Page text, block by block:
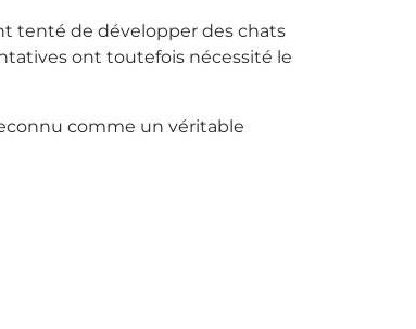
tenté de développer des chats
ont toutefois nécessité le
comme un véritable